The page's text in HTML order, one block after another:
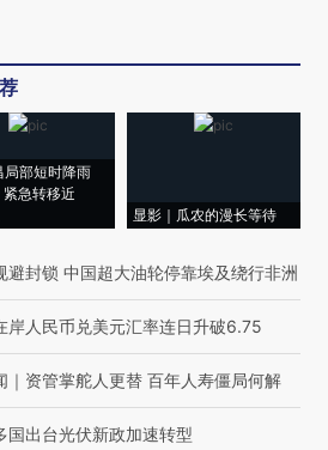
局部短时降雨
急转移近
显影｜瓜农的漫长等待
避封锁 中国超大油轮停靠埃及绕行非洲
岸人民币兑美元汇率连日升破6.75
｜ 资管掌舵人更替 百年人寿僵局何解
国出台光伏新政加速转型